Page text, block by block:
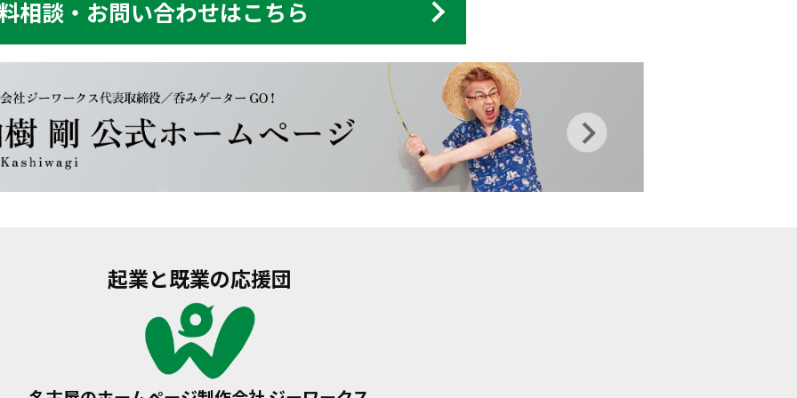
相談・お問い合わせはこちら
起業と既業の応援団